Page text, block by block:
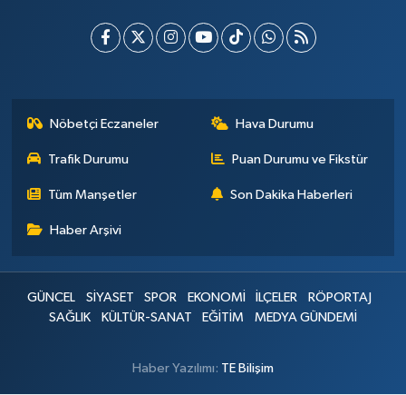
Nöbetçi Eczaneler Hava Durumu
Trafik Durumu Puan Durumu ve Fikstür
Tüm Manşetler Son Dakika Haberleri
Haber Arşivi
GÜNCEL SİYASET SPOR EKONOMİ İLÇELER
RÖPORTAJ
SAĞLIK
KÜLTÜR-SANAT EĞİTİM MEDYA GÜNDEMİ
Haber Yazılımı: TE Bilişim